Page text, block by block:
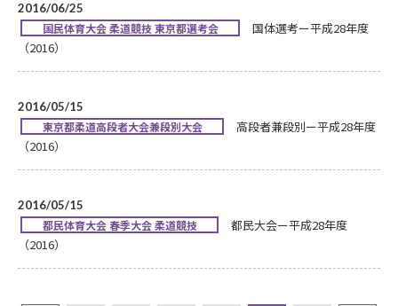
2016/06/25
国民体育大会 柔道競技 東京都選考会
国体選考ー平成28年度
（2016）
2016/05/15
東京都柔道高段者大会兼段別大会
高段者兼段別ー平成28年度
（2016）
2016/05/15
都民体育大会 春季大会 柔道競技
都民大会ー平成28年度
（2016）